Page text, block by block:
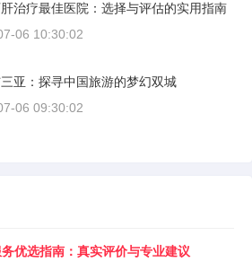
治疗最佳医院：选择与评估的实用指南
06 10:30:02
亚：探寻中国旅游的梦幻双城
06 09:30:02
优选指南：真实评价与专业建议